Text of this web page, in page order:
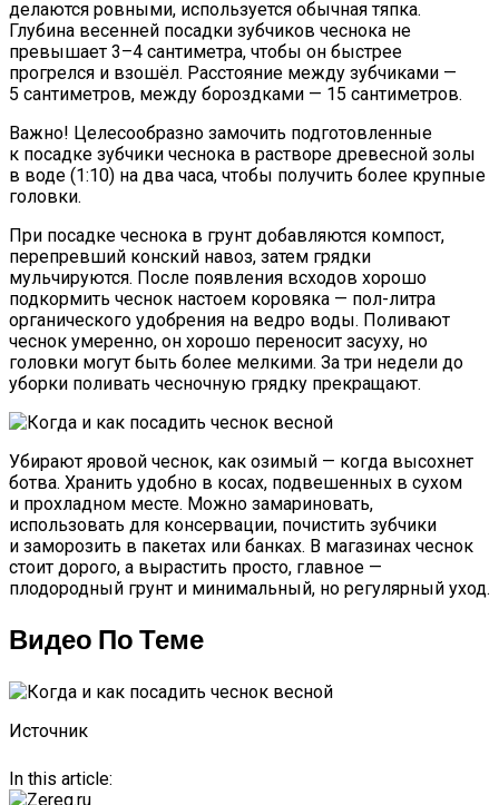
делаются ровными, используется обычная тяпка.
Глубина весенней посадки зубчиков чеснока не
превышает 3–4 сантиметра, чтобы он быстрее
прогрелся и взошёл. Расстояние между зубчиками —
5 сантиметров, между бороздками — 15 сантиметров.
Важно! Целесообразно замочить подготовленные
к посадке зубчики чеснока в растворе древесной золы
в воде (1:10) на два часа, чтобы получить более крупные
головки.
При посадке чеснока в грунт добавляются компост,
перепревший конский навоз, затем грядки
мульчируются. После появления всходов хорошо
подкормить чеснок настоем коровяка — пол-литра
органического удобрения на ведро воды. Поливают
чеснок умеренно, он хорошо переносит засуху, но
головки могут быть более мелкими. За три недели до
уборки поливать чесночную грядку прекращают.
Убирают яровой чеснок, как озимый — когда высохнет
ботва. Хранить удобно в косах, подвешенных в сухом
и прохладном месте. Можно замариновать,
использовать для консервации, почистить зубчики
и заморозить в пакетах или банках. В магазинах чеснок
стоит дорого, а вырастить просто, главное —
плодородный грунт и минимальный, но регулярный уход.
Видео По Теме
Источник
In this article: